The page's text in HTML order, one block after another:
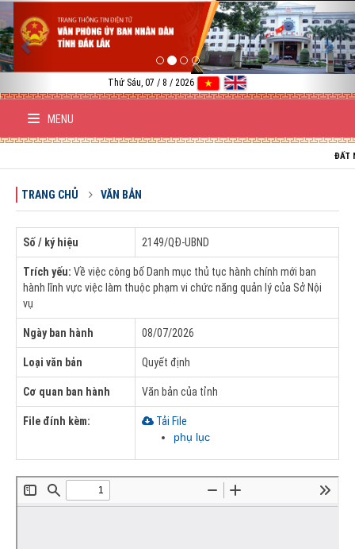
Thứ Sáu, 07 / 8 / 2026
MENU
ĐẤT NƯỚC
TRANG CHỦ VĂN BẢN
Số / ký hiệu 2149/QĐ-UBND
Trích yếu: Về việc công bố Danh mục thủ tục hành chính mới ban
hành lĩnh vực việc làm thuộc phạm vi chức năng quản lý của Sở Nội
vụ
Ngày ban hành 08/07/2026
Loại văn bản Quyết định
Cơ quan ban hành Văn bản của tỉnh
File đính kèm:
Tải File
phụ lục